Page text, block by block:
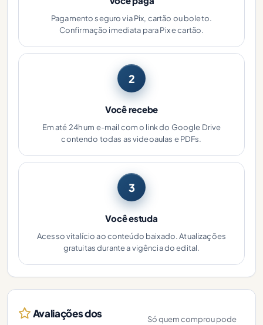
Pagamento seguro via Pix, cartão ou boleto.
Confirmação imediata para Pix e cartão.
2
Você recebe
Em até 24h um e-mail com o link do Google Drive
contendo todas as videoaulas e PDFs.
3
Você estuda
Acesso vitalício ao conteúdo baixado. Atualizações
gratuitas durante a vigência do edital.
Avaliações dos
Só quem comprou pode